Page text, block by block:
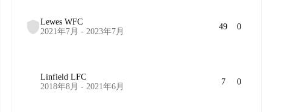
Lewes WFC
2021年7月 - 2023年7月
49 0
Linfield LFC
2018年8月 - 2021年6月
7 0